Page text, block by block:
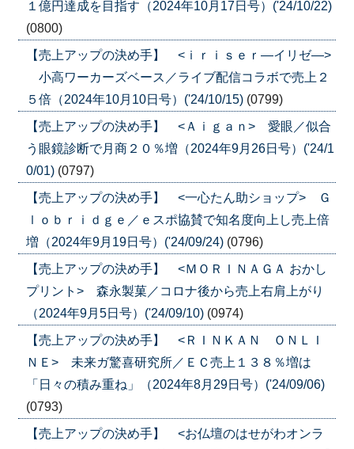
１億円達成を目指す（2024年10月17日号）('24/10/22)
(0800)
【売上アップの決め手】 <ｉｒｉｓｅｒ―イリゼ―>
小高ワーカーズベース／ライブ配信コラボで売上２
５倍（2024年10月10日号）('24/10/15) (0799)
【売上アップの決め手】 <Ａｉｇａｎ> 愛眼／似合
う眼鏡診断で月商２０％増（2024年9月26日号）('24/1
0/01) (0797)
【売上アップの決め手】 <一心たん助ショップ> Ｇ
ｌｏｂｒｉｄｇｅ／ｅスポ協賛で知名度向上し売上倍
増（2024年9月19日号）('24/09/24) (0796)
【売上アップの決め手】 <ＭＯＲＩＮＡＧＡ おかし
プリント> 森永製菓／コロナ後から売上右肩上がり
（2024年9月5日号）('24/09/10) (0974)
【売上アップの決め手】 <ＲＩＮＫＡＮ ＯＮＬＩ
ＮＥ> 未来ガ驚喜研究所／ＥＣ売上１３８％増は
「日々の積み重ね」（2024年8月29日号）('24/09/06)
(0793)
【売上アップの決め手】 <お仏壇のはせがわオンラ